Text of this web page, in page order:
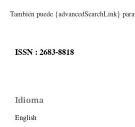
También puede {advancedSearchLink}
ISSN : 2683-8818
Idioma
English